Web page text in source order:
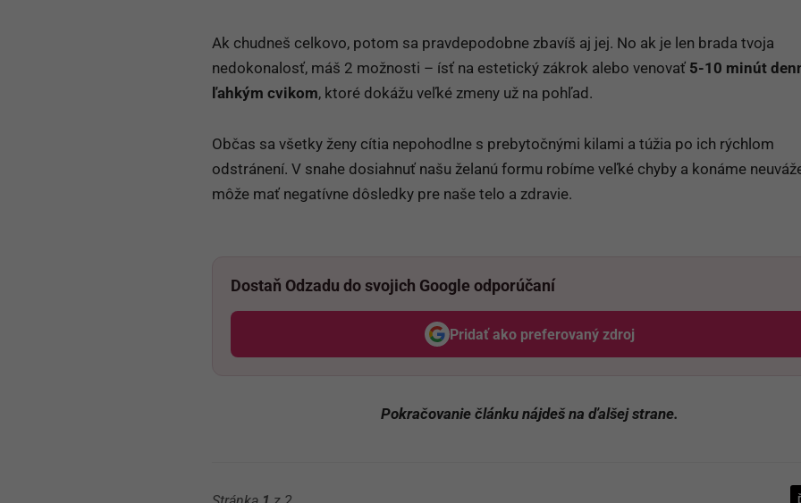
Ak chudneš celkovo, potom sa pravdepodobne zbavíš aj jej. No ak je len brada tvoja
nedokonalosť, máš 2 možnosti – ísť na estetický zákrok alebo venovať 5-10 minút
ľahkým cvikom, ktoré dokážu veľké zmeny už na pohľad.
Občas sa všetky ženy cítia nepohodlne s prebytočnými kilami a túžia po ich rýchlom
odstránení. V snahe dosiahnuť našu želanú formu robíme veľké chyby a konáme
môže mať negatívne dôsledky pre naše telo a zdravie.
Dostaň Odzadu do svojich Google odporúčaní
Pridať ako preferovaný zdroj
Odzadu, odkaz sa otvorí v novom okne
Pokračovanie článku nájdeš na ďalšej strane.